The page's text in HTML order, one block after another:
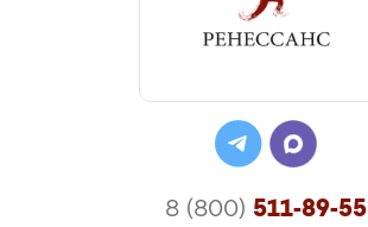
8 (800) 511-89-55